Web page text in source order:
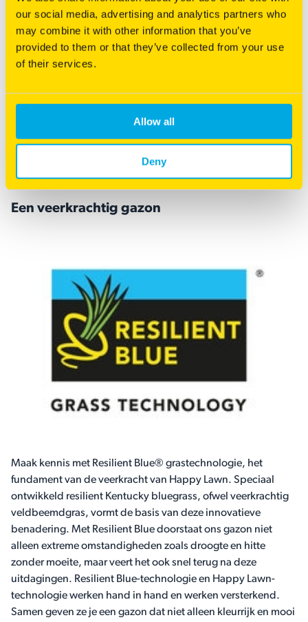
our social media, advertising and analytics partners who
may combine it with other information that you’ve
provided to them or that they’ve collected from your use
of their services.
Allow all
Deny
je je gazon kunt opvrolijken terwijl je zowel tijd als moeite
bespaart.
Een veerkrachtig gazon
Maak kennis met Resilient Blue® grastechnologie, het
fundament van de veerkracht van Happy Lawn. Speciaal
ontwikkeld resilient Kentucky bluegrass, ofwel veerkrachtig
veldbeemdgras, vormt de basis van deze innovatieve
benadering. Met Resilient Blue doorstaat ons gazon niet
alleen extreme omstandigheden zoals droogte en hitte
zonder moeite, maar veert het ook snel terug na deze
uitdagingen. Resilient Blue-technologie en Happy Lawn-
technologie werken hand in hand en werken versterkend.
Samen geven ze je een gazon dat niet alleen kleurrijk en mooi